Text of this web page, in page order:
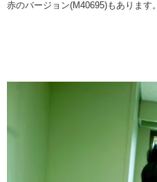
赤のバージョン(M40695)もあります。